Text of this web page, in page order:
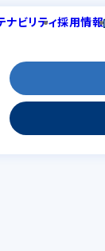
ナビリティ採用情報